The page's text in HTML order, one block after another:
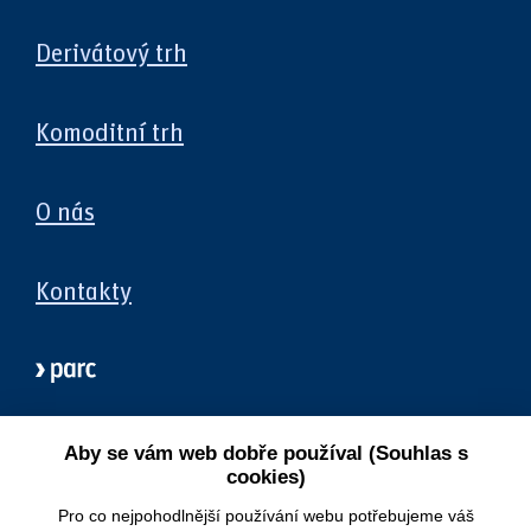
Derivátový trh
Komoditní trh
O nás
Kontakty
Aby se vám web dobře používal (Souhlas s
cookies)
Pro co nejpohodlnější používání webu potřebujeme váš